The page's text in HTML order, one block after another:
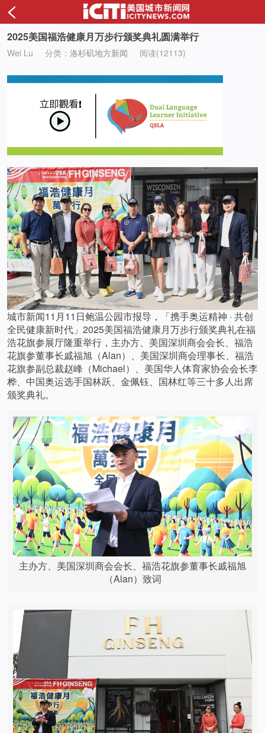
<
2025美国福浩健康月万步行颁奖典礼圆满举行
Wei Lu 分类： 洛杉矶地方新闻 阅读(12113)
城市新闻11月11日鲍温公园市报导，「携手奥运精神 · 共创
全民健康新时代」2025美国福浩健康月万步行颁奖典礼在福
浩花旗参展厅隆重举行，主办方、美国深圳商会会长、福浩
花旗参董事长戚福旭（Alan）、美国深圳商会理事长、福浩
花旗参副总裁赵峰（Michael）、美国华人体育家协会会长李
桦、中国奥运选手国林跃、金佩钰、国林红等三十多人出席
颁奖典礼。
主办方、美国深圳商会会长、福浩花旗参董事长戚福旭
（Alan）致词